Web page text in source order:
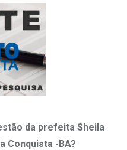
da prefeita Sheila
Conquista -BA?